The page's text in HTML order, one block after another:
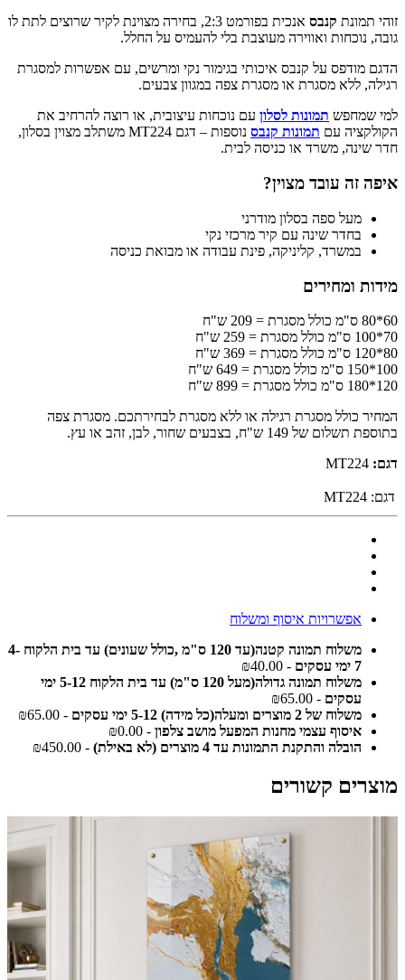
זוהי תמונת קנבס
אנכית בפורמט 2:3, בחירה מצוינת לקיר שרוצים לתת לו
גובה, נוכחות ואווירה מעוצבת בלי להעמיס על החלל.
הדגם מודפס על קנבס איכותי בגימור נקי ומרשים, עם אפשרות למסגרת
רגילה, ללא מסגרת או מסגרת צפה במגוון צבעים.
למי שמחפש תמונות לסלון עם נוכחות עיצובית, או רוצה להרחיב את
הקולקציה עם תמונות קנבס
נוספות – דגם MT224 משתלב מצוין בסלון,
חדר שינה, משרד או כניסה לבית.
איפה זה עובד מצוין?
מעל ספה בסלון מודרני
בחדר שינה עם קיר מרכזי נקי
במשרד, קליניקה, פינת עבודה או מבואת כניסה
מידות ומחירים
60*80 ס"מ כולל מסגרת = 209 ש"ח
70*100 ס"מ כולל מסגרת = 259 ש"ח
80*120 ס"מ כולל מסגרת = 369 ש"ח
100*150 ס"מ כולל מסגרת = 649 ש"ח
120*180 ס"מ כולל מסגרת = 899 ש"ח
המחיר כולל מסגרת רגילה או ללא מסגרת לבחירתכם. מסגרת צפה
בתוספת תשלום של 149 ש"ח, בצבעים שחור, לבן, זהב או עץ.
דגם:
דגם: MT224
אפשרויות איסוף ומשלוח
משלוח תמונה קטנה(עד 120 ס"מ ,כולל שעונים) עד בית הלקוח 4-
7 ימי עסקים
- ₪40.00
משלוח תמונה גדולה(מעל 120 ס"מ) עד בית הלקוח 5-12 ימי
עסקים - ₪65.00
משלוח של 2 מוצרים ומעלה(כל מידה) 5-12 ימי עסקים
- ₪65.00
איסוף עצמי מחנות המפעל מושב צלפון - ₪0.00
הובלה והתקנת התמונות עד 4 מוצרים (לא באילת)
- ₪450.00
מוצרים קשורים